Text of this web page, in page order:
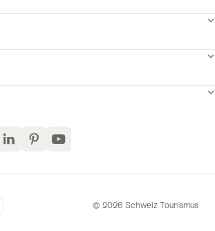
LinkedInPinterestYouTube
© 2026 Schweiz Tourismus
(klicken um anzuzeigen)